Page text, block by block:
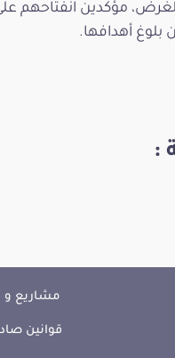
مؤكّدين انفتاحهم
بلوغ أهدافها.
:
مشاريع و
قوانين